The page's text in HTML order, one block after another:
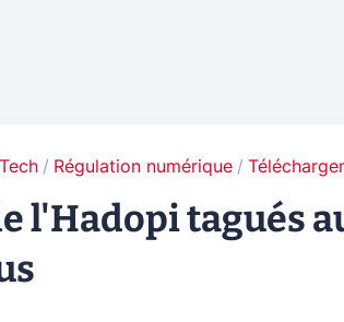
Régulation numérique
l'Hadopi tagués